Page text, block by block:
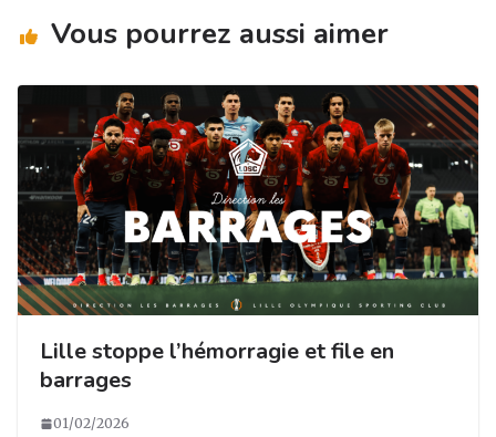
m o
Vous pourrez aussi aimer
Lille stoppe l’hémorragie et file en
barrages
01/02/2026